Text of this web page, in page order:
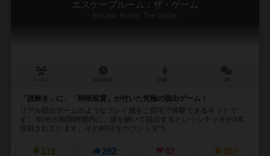
エスケープルーム：ザ・ゲーム
Escape Room: The Game
「謎解き」に、「時限装置」が付いた究極の脱出ゲーム！
リアル脱出ゲームのようなプレイ感をご自宅で体験できるキットで
す。 60分の制限時間内に、謎を解いて脱出するというシナリオが3本
収録されています。その60分をカウントダウ...
111 292 42 257